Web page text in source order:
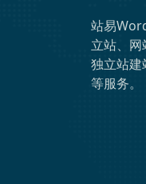
站易
立站、
独立站建
等服务。